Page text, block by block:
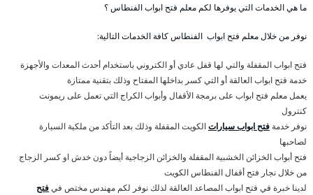
ما هي الخدمات التي يوفرها لكم معلم فتح ابواب الفنطاس ؟
نوفر من خلال معلم فتح ابواب الفنطاس كافة الخدمات التالية:
فتح ابواب المقفلة والتي لها قفل عادي أو الكتروني باستخدام أحدث المعدات والأجهزة
خدمة فتح ابواب العالقة أو التي كسر بداخلها المفتاح وذلك بتقنية ممتازة
يعمل معلم فتح ابواب على برمجة الأقفال وأبواب الكراج التي تعمل على ريمونت
كنترول
نوفر خدمة فتح ابواب سياراتالكويت المقفلة وذلك بعد التأكد من ملكية السيارة
لصاحبها
فتح أبواب الخزائن الخشبية المقفلة والخزائن الزجاجية أيضاً دون خدش او كسر الزجاج
من خلال نجار فتح أقفال الفنطاس الكويت
لدينا خبرة في فتح ابواب المصاعد العالقة لذلك نوفر لكم مهندس مختص فيفتح